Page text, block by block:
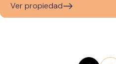
Ver propiedad